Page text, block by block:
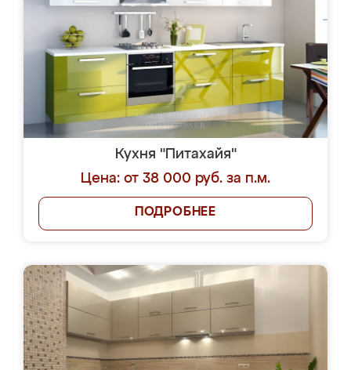
Кухня "Питахайя"
Цена: от 38 000 руб. за п.м.
ПОДРОБНЕЕ